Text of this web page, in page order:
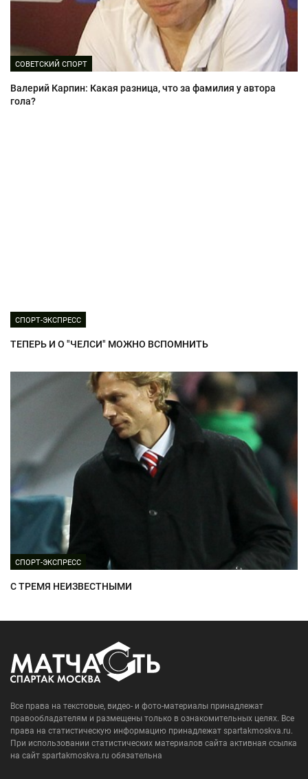
СОВЕТСКИЙ СПОРТ
Валерий Карпин: Какая разница, что за фамилия у автора
гола?
СПОРТ-ЭКСПРЕСС
ТЕПЕРЬ И О "ЧЕЛСИ" МОЖНО ВСПОМНИТЬ
СПОРТ-ЭКСПРЕСС
С ТРЕМЯ НЕИЗВЕСТНЫМИ
Все права на текстовые, видео- и фото-материалы принадлежат
правообладателям и размещены только в ознакомительных целях. Все
права на статистическую информацию принадлежат spartakmoskva.ru.
При использовании статистических материалов сайта активная ссылка
на сайт spartakmoskva.ru обязательна